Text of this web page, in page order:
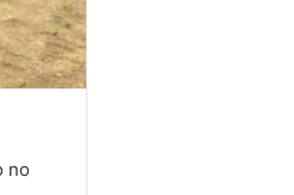
no